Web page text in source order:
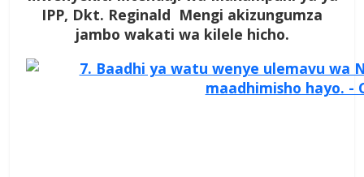
IPP, Dkt. Reginald Mengi akizungumza
jambo wakati wa kilele hicho.